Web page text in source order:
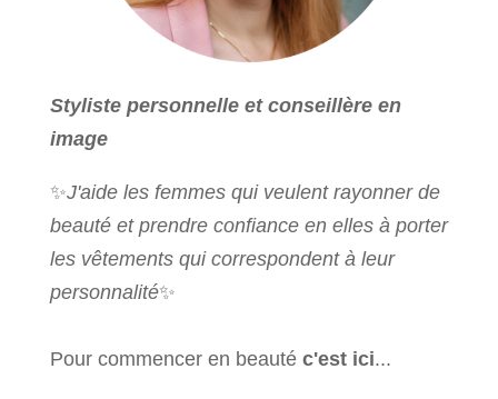
Styliste personnelle et conseillère en
image
✨J'aide les femmes qui veulent rayonner de
beauté et prendre confiance en elles à porter
les vêtements qui correspondent à leur
personnalité✨
Pour commencer en beauté c'est ici...